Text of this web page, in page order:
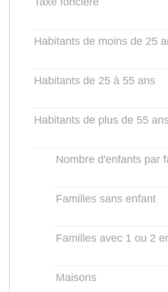
Habitants de moins de 25
Habitants de 25 à 55 ans
Habitants de plus de 55
Nombre d'enfants par
Familles sans enfant
Familles avec 1 ou 2
Maisons